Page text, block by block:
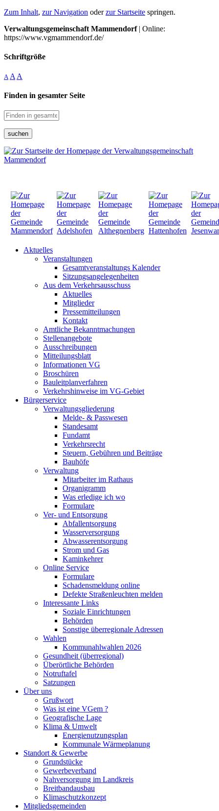
Zum Inhalt, zur Navigation oderzur Startseite springen.
Verwaltungsgemeinschaft Mammendorf| Online:
https://www.vgmammendorf.de/
Schriftgröße
A A A
Finden in gesamter Seite
suchen
Aktuelles
Veranstaltungen
Gesamtveranstaltungs Kalender
Sitzungsangelegenheiten
Aus dem Verkehrsausschuss
Aktuelles
Mitglieder
Pressemitteilungen
Kontakt
Amtliche Bekanntmachungen
Stellenangebote
Ausschreibungen
Mitteilungsblatt
Informationen VG
Broschüren
Bauleitplanverfahren
Verkehrshinweise im VG-Gebiet
Bürgerservice
Verwaltungsgliederung
Melde- & Passwesen
Standesamt
Fundamt
Verkehrsrecht
Steuern, Gebühren und Beiträge
Bauhöfe
Verwaltung
Mitarbeiter im Rathaus
Organigramm
Was erledige ich wo
Formulare
Ver- und Entsorgung
Abfallentsorgung
Wasserversorgung
Abwasserentsorgung
Strom und Gas
Kaminkehrer
Online Service
Formulare
Schadensmeldung online
Defekte Straßenleuchten melden
Interessante Links
Soziale Einrichtungen
Behörden
Sonstige überregionale Adressen
Wahlen
Kommunahlwahlen 2026
Gesundheit (überregional)
Überörtliche Behörden
Notruftafel
Satzungen
Über uns
Grußwort
Was ist eine VGem ?
Geografische Lage
Klima & Umwelt
Energienutzungsplan
Kommunale Wärmeplanung
Standort & Gewerbe
Grundstücke
Gewerbeverband
Nahversorgung im Landkreis
Breitbandausbau
Klimaschutzkonzept
Mitgliedsgemeinden